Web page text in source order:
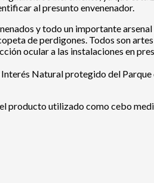
al presunto envenenador.
y todo un importante
de perdigones. Todos son
ocular a las instalaciones en
Natural protegido del
producto utilizado como cebo